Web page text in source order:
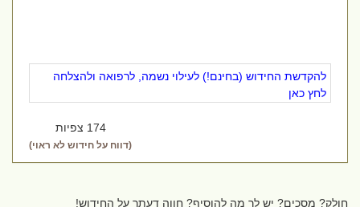
להקדשת החידוש (בחינם!) לעילוי נשמה, לרפואה ולהצלחה
לחץ כאן
174 צפיות
(דווח על חידוש לא ראוי)
חולק? מסכים? יש לך מה להוסיף? חווה דעתך על החידוש!